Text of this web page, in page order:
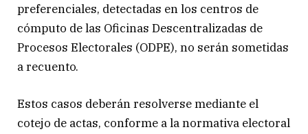
preferenciales, detectadas en los centros de
cómputo de las Oficinas Descentralizadas de
Procesos Electorales (ODPE), no serán sometidas
a recuento.
Estos casos deberán resolverse mediante el
cotejo de actas, conforme a la normativa electoral